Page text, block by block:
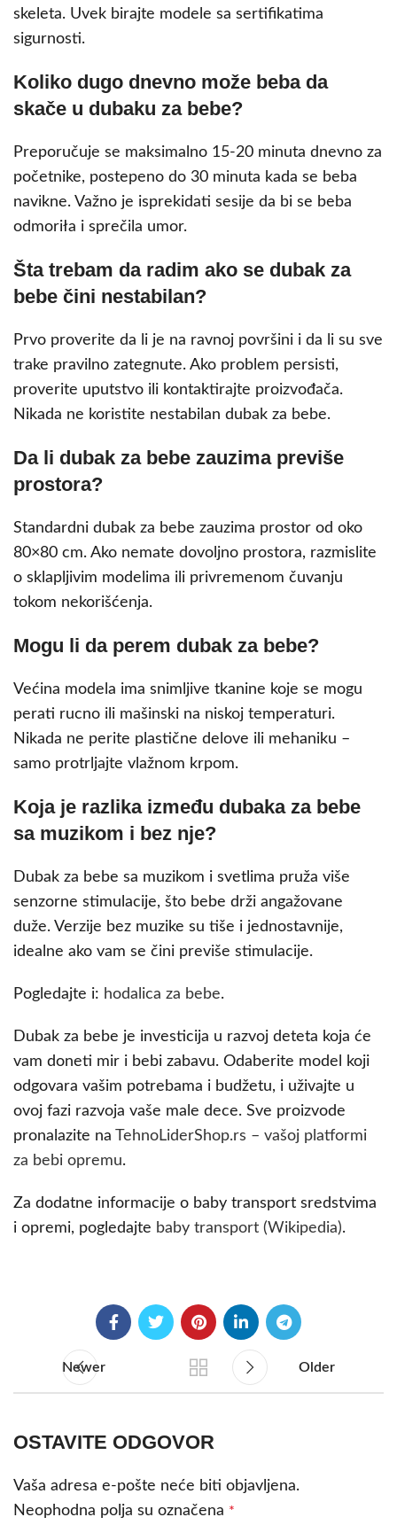
skeleta. Uvek birajte modele sa sertifikatima
sigurnosti.
Koliko dugo dnevno može beba da
skače u dubaku za bebe?
Preporučuje se maksimalno 15-20 minuta dnevno za
početnike, postepeno do 30 minuta kada se beba
navikne. Važno je isprekidati sesije da bi se beba
odmoriła i sprečila umor.
Šta trebam da radim ako se dubak za
bebe čini nestabilan?
Prvo proverite da li je na ravnoj površini i da li su sve
trake pravilno zategnute. Ako problem persisti,
proverite uputstvo ili kontaktirajte proizvođača.
Nikada ne koristite nestabilan dubak za bebe.
Da li dubak za bebe zauzima previše
prostora?
Standardni dubak za bebe zauzima prostor od oko
80×80 cm. Ako nemate dovoljno prostora, razmislite
o sklapljivim modelima ili privremenom čuvanju
tokom nekorišćenja.
Mogu li da perem dubak za bebe?
Većina modela ima snimljive tkanine koje se mogu
perati rucno ili mašinski na niskoj temperaturi.
Nikada ne perite plastične delove ili mehaniku –
samo protrljajte vlažnom krpom.
Koja je razlika između dubaka za bebe
sa muzikom i bez nje?
Dubak za bebe sa muzikom i svetlima pruža više
senzorne stimulacije, što bebe drži angažovane
duže. Verzije bez muzike su tiše i jednostavnije,
idealne ako vam se čini previše stimulacije.
Pogledajte i: hodalica za bebe.
Dubak za bebe je investicija u razvoj deteta koja će
vam doneti mir i bebi zabavu. Odaberite model koji
odgovara vašim potrebama i budžetu, i uživajte u
ovoj fazi razvoja vaše male dece. Sve proizvode
pronalazite na TehnoLiderShop.rs – vašoj platformi
za bebi opremu.
Za dodatne informacije o baby transport sredstvima
i opremi, pogledajte baby transport (Wikipedia).
Newer Older
OSTAVITE ODGOVOR
Vaša adresa e-pošte neće biti objavljena.
Neophodna polja su označena *